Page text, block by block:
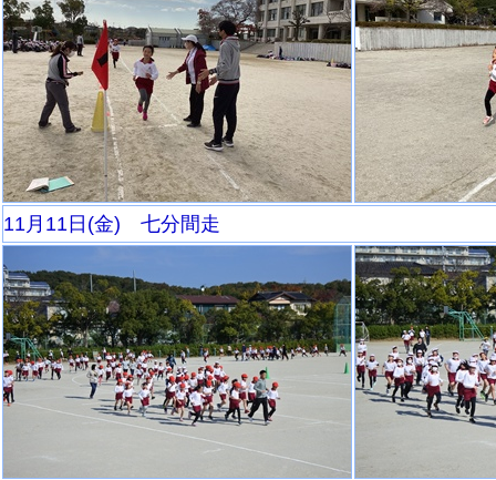
11月11日(金) 七分間走